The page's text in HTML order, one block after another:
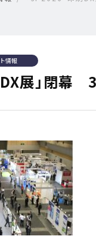
情報
DX展」閉